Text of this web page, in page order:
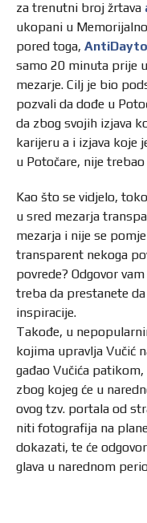
za trenutni broj žrtava
ukopani u
pored toga,
samo 20 minuta prije
mezarje. Cilj je bio
pozvali da dođe u
da zbog svojih izjava
karijeru a i izjava koje
u Potočare, nije trebao
Kao što se vidjelo,
u sred mezarja
mezarja i nije se
transparent nekoga
povrede? Odgovor
treba da prestanete
inspiracije.
Takođe, u
kojima upravlja Vučić
gađao Vučića
zbog kojeg će u
ovog tzv. portala od
niti fotografija na
dokazati, te će
glava u narednom